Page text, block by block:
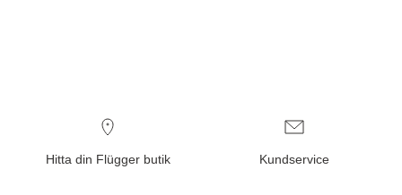
Hitta din Flügger butik Kundservice